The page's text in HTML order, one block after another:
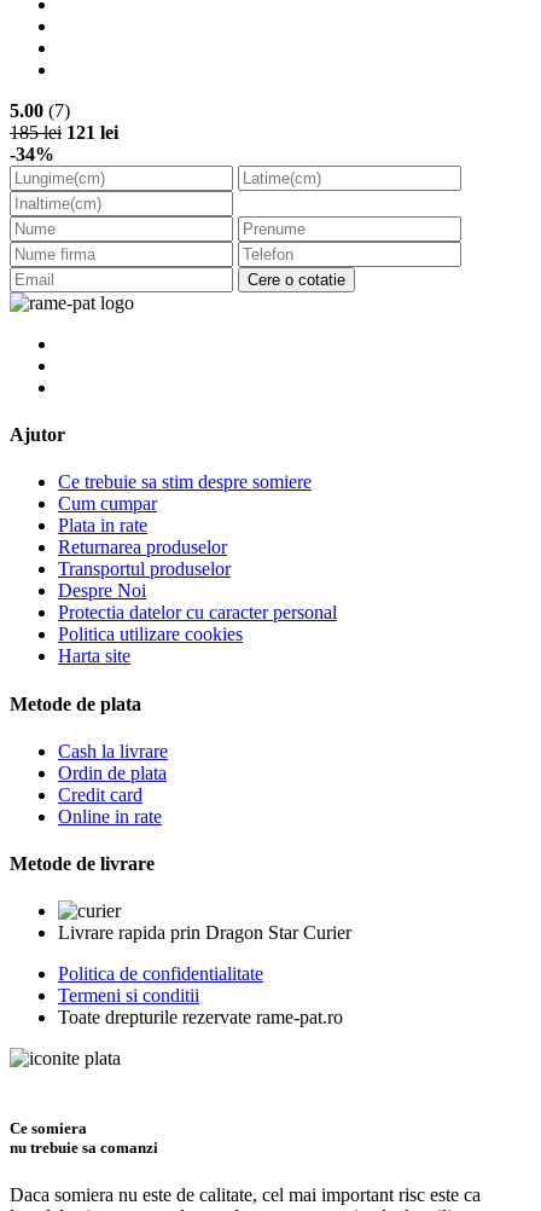
5.00 (7)
185 lei 121 lei
-34%
Cere o cotatie
Ajutor
Ce trebuie sa stim despre somiere
Cum cumpar
Plata in rate
Returnarea produselor
Transportul produselor
Despre Noi
Protectia datelor cu caracter personal
Politica utilizare cookies
Harta site
Metode de plata
Cash la livrare
Ordin de plata
Credit card
Online in rate
Metode de livrare
Livrare rapida prin Dragon Star Curier
Politica de confidentialitate
Termeni si conditii
Toate drepturile rezervate rame-pat.ro
Ce somiera
nu trebuie sa comanzi
Daca somiera nu este de calitate, cel mai important risc este ca